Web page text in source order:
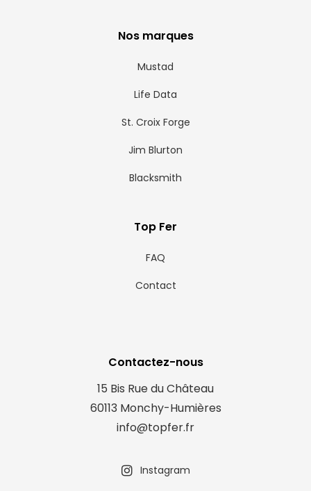
Nos marques
Mustad
Life Data
St. Croix Forge
Jim Blurton
Blacksmith
Top Fer
FAQ
Contact
Contactez-nous
15 Bis Rue du Château
60113 Monchy-Humières
info@topfer.fr
Instagram